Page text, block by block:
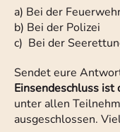
a) Bei der
b) Bei der Polizei
c) Bei der
Sendet eure
Einsendeschluss
unter allen
ausgeschlossen.